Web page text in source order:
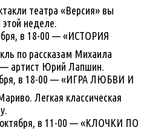
театра «Версия» вы
неделе.
в 18-00 — «ИСТОРИЯ
по рассказам Михаила
— артист Юрий Лапшин.
в 18-00 — «ИГРА ЛЮБВИ И
Легкая классическая
октября, в 11-00 — «КЛОЧКИ ПО